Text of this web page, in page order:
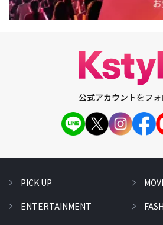
公式アカウントをフォ
PICK UP
ENTERTAINMENT